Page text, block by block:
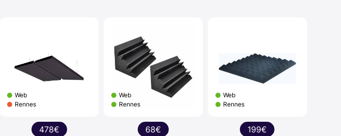
Web
Rennes
478€
Web
Rennes
68€
Web
Rennes
199€